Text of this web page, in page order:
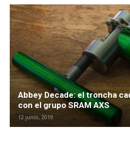
Abbey Decade: el troncha
con el grupo SRAM AXS
12 junio, 2019